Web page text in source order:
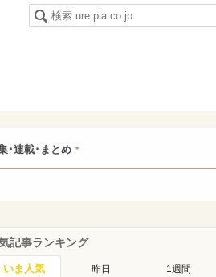
･連載･まとめ
記事ランキング
いま人気 昨日 1週間